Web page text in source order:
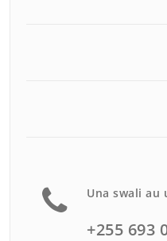
Una swali au
+255 693